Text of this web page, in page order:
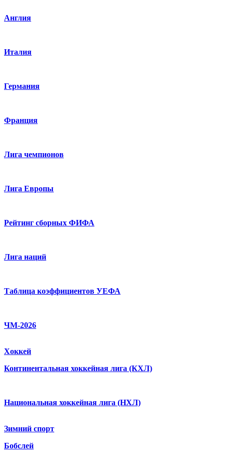
Англия
Италия
Германия
Франция
Лига чемпионов
Лига Европы
Рейтинг сборных ФИФА
Лига наций
Таблица коэффициентов УЕФА
ЧМ-2026
Хоккей
Континентальная хоккейная лига (КХЛ)
Национальная хоккейная лига (НХЛ)
Зимний спорт
Бобслей